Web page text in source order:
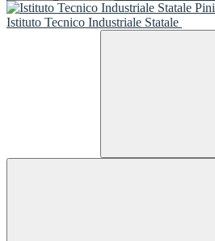
Istituto Tecnico Industriale Statale